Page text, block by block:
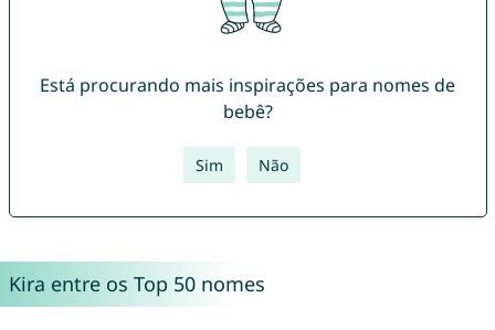
Está procurando mais inspirações para nomes de
bebê?
Sim Não
Kira entre os Top 50 nomes